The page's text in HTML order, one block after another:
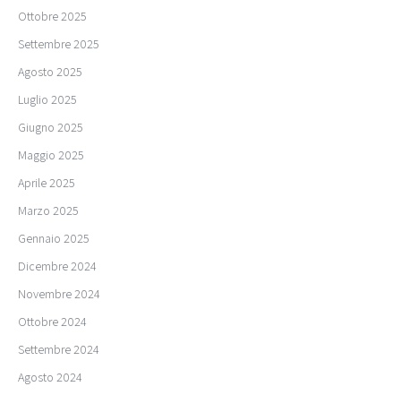
Ottobre 2025
Settembre 2025
Agosto 2025
Luglio 2025
Giugno 2025
Maggio 2025
Aprile 2025
Marzo 2025
Gennaio 2025
Dicembre 2024
Novembre 2024
Ottobre 2024
Settembre 2024
Agosto 2024